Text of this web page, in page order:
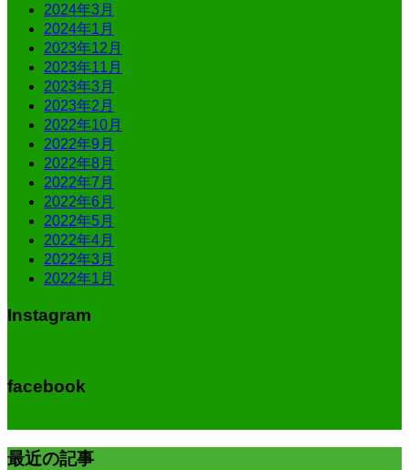
2024年3月
2024年1月
2023年12月
2023年11月
2023年3月
2023年2月
2022年10月
2022年9月
2022年8月
2022年7月
2022年6月
2022年5月
2022年4月
2022年3月
2022年1月
Instagram
facebook
最近の記事